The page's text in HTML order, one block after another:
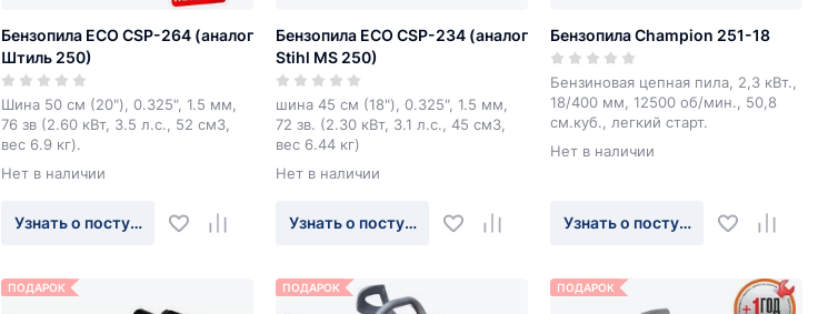
Бензопила ECO CSP-264 (аналог
Штиль 250)
Шина 50 см (20"), 0.325", 1.5 мм,
76 зв (2.60 кВт, 3.5 л.с., 52 см3,
вес 6.9 кг).
Нет в наличии
Узнать о поступлении
Бензопила ECO CSP-234 (аналог
Stihl MS 250)
шина 45 см (18"), 0.325", 1.5 мм,
72 зв. (2.30 кВт, 3.1 л.с., 45 см3,
вес 6.44 кг)
Нет в наличии
Узнать о поступлении
Бензопила Champion 251-18
Бензиновая цепная пила, 2,3 кВт.,
18/400 мм, 12500 об/мин., 50,8
см.куб., легкий старт.
Нет в наличии
Узнать о поступлении
ПОДАРОК ПОДАРОК ПОДАРОК